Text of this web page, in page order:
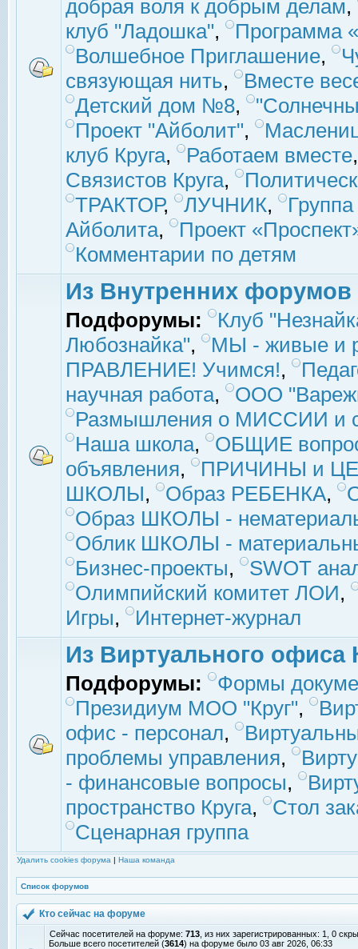
добрая воля к добрым делам,
клуб "Ладошка",
Программа
Волшебное Приглашение,
связующая нить,
Вместе
Детский дом №8,
Проект "Айболит",
клуб Круга, Работаем вместе
Связистов Круга,
ТРАКТОР, ЛУЧНИК,
Айболита,
Проект
Комментарии по детям
Из Внутренних форумов
Подфорумы:
Клуб
Любознайка",
МЫ - живые и
ПРАВЛЕНИЕ! Учимся!,
научная работа,
ООО
Размышления о МИССИИ и
Наша школа,
ОБЩИЕ
объявления,
ПРИЧИНЫ и
ШКОЛЫ, Образ РЕБЕНКА,
Образ ШКОЛЫ -
Облик ШКОЛЫ -
Бизнес-проекты,
SWOT
Олимпийский комитет ЛОИ,
Игры, Интернет-журнал
Из Виртуального офиса
Подфорумы:
Формы
Президиум МОО "Круг",
офис - персонал,
проблемы управления,
- финансовые вопросы,
пространство Круга,
Стол
Сценарная группа
Удалить cookies форума | Наша команда
Список форумов
Кто сейчас на форуме
Сейчас посетителей на форуме: 713 , из них зарегистрированных: 1, 0
Больше всего посетителей (3614) на форуме было 03 авг 2026, 06:33